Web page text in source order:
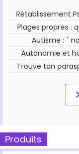
Rétablissement
Plages propres :
Autisme : "
Autonomie et
Trouve ton
Produits